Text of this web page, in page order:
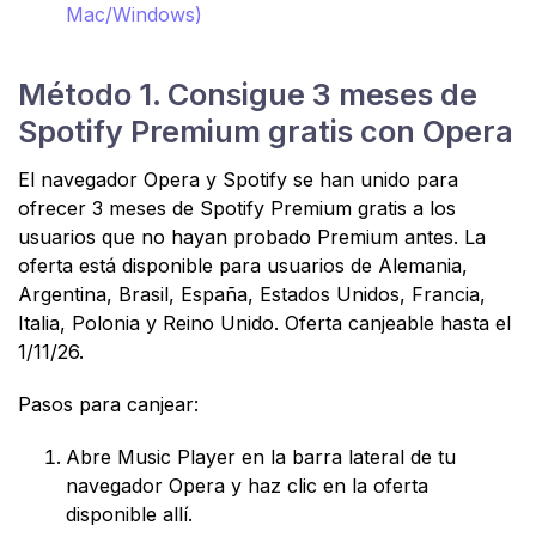
Mac/Windows)
Método 1. Consigue 3 meses de
Spotify Premium gratis con Opera
El navegador Opera y Spotify se han unido para
ofrecer 3 meses de Spotify Premium gratis a los
usuarios que no hayan probado Premium antes. La
oferta está disponible para usuarios de Alemania,
Argentina, Brasil, España, Estados Unidos, Francia,
Italia, Polonia y Reino Unido. Oferta canjeable hasta el
1/11/26.
Pasos para canjear:
Abre Music Player en la barra lateral de tu
navegador Opera y haz clic en la oferta
disponible allí.